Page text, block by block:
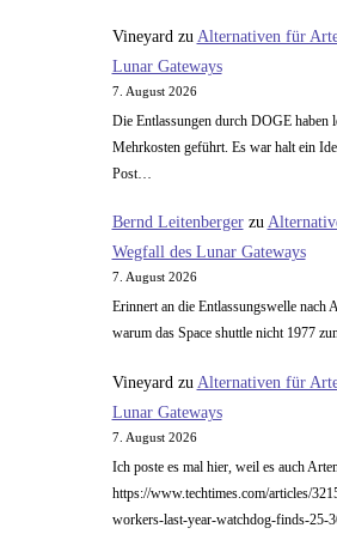
Vineyard zu Alternativen für
Lunar Gateways
7. August 2026
Die Entlassungen durch DOGE haben
Mehrkosten geführt. Es war halt ein
Post…
Bernd Leitenbergerzu
Wegfall des Lunar Gateways
7. August 2026
Erinnert an die Entlassungswelle nach
warum das Space shuttle nicht 1977
Vineyard zu Alternativen für
Lunar Gateways
7. August 2026
Ich poste es mal hier, weil es auch
https://www.techtimes.com/articles/
workers-last-year-watchdog-finds-25-